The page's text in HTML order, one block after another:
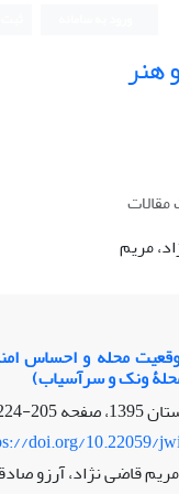
هنر
مریم
محله و احساس
ونک و سرآسیاب)
205-224
doi.org/10.22059/
قاضی نژاد، آرزو